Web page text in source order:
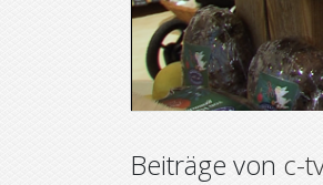
Beiträge von c-